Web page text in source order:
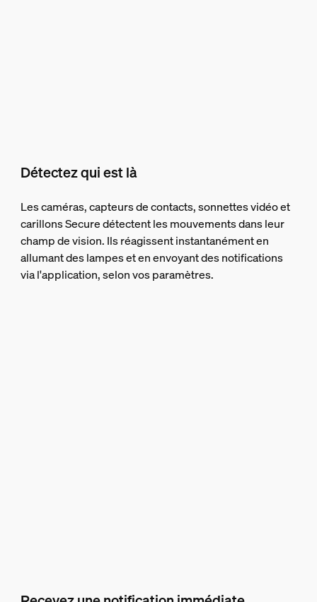
Détectez qui est là
Les caméras, capteurs de contacts, sonnettes vidéo et
carillons Secure détectent les mouvements dans leur
champ de vision. Ils réagissent instantanément en
allumant des lampes et en envoyant des notifications
via l'application, selon vos paramètres.